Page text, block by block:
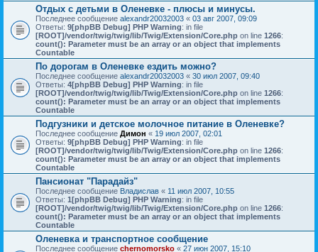
Отдых с детьми в Оленевке - плюсы и минусы.
Последнее сообщение alexandr20032003 « 03 авг 2007, 09:09
Ответы: 9[phpBB Debug] PHP Warning: in file
[ROOT]/vendor/twig/twig/lib/Twig/Extension/Core.php on line 1266:
count(): Parameter must be an array or an object that implements
Countable
По дорогам в Оленевке ездить можно?
Последнее сообщение alexandr20032003 « 30 июл 2007, 09:40
Ответы: 4[phpBB Debug] PHP Warning: in file
[ROOT]/vendor/twig/twig/lib/Twig/Extension/Core.php on line 1266:
count(): Parameter must be an array or an object that implements
Countable
Подгузники и детское молочное питание в Оленевке?
Последнее сообщение Димон « 19 июл 2007, 02:01
Ответы: 9[phpBB Debug] PHP Warning: in file
[ROOT]/vendor/twig/twig/lib/Twig/Extension/Core.php on line 1266:
count(): Parameter must be an array or an object that implements
Countable
Пансионат "Парадайз"
Последнее сообщение Владислав « 11 июл 2007, 10:55
Ответы: 1[phpBB Debug] PHP Warning: in file
[ROOT]/vendor/twig/twig/lib/Twig/Extension/Core.php on line 1266:
count(): Parameter must be an array or an object that implements
Countable
Оленевка и транспортное сообщение
Последнее сообщение chernomorsko « 27 июн 2007, 15:10